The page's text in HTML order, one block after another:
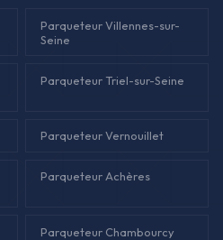
Parqueteur Villennes-sur-
Seine
Parqueteur Triel-sur-Seine
Parqueteur Vernouillet
Parqueteur Achères
Parqueteur Chambourcy